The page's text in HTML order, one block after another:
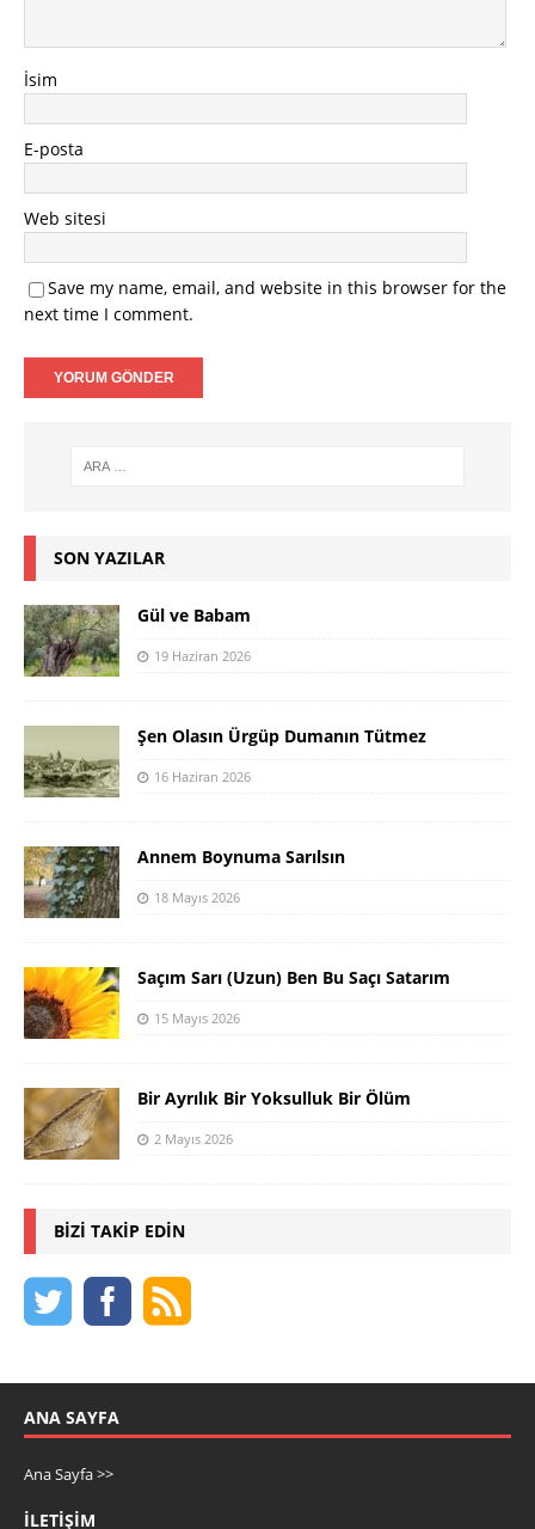
İsim
E-posta
Web sitesi
Save my name, email, and website in this browser for the
next time I comment.
SON YAZILAR
Gül ve Babam
19 Haziran 2026
Şen Olasın Ürgüp Dumanın Tütmez
16 Haziran 2026
Annem Boynuma Sarılsın
18 Mayıs 2026
Saçım Sarı (Uzun) Ben Bu Saçı Satarım
15 Mayıs 2026
Bir Ayrılık Bir Yoksulluk Bir Ölüm
2 Mayıs 2026
BIZI TAKIP EDIN
ANA SAYFA
Ana Sayfa >>
İLETIŞIM